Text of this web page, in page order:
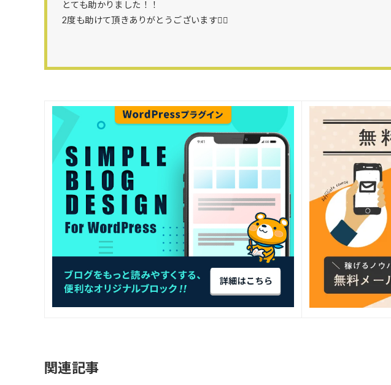
とても助かりました！！
2度も助けて頂きありがとうございます🙇‍♀️
関連記事